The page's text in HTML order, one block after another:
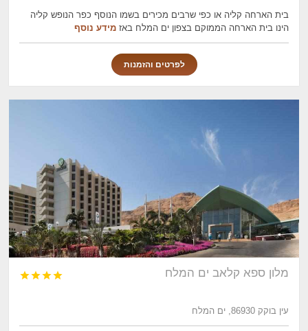
בית הארחה קליה או כפי שרבים מכירים בשמו הנוסף כפר הנופש קליה
הינו בית הארחה הממוקם בצפון ים המלח באזמידע נוסף
לפרטים והזמנות
מלון ספא קלאב ים המלח 



עין בוקק 86930, ים המלח